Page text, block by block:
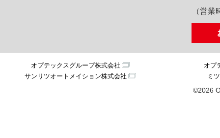
（営
オプテックスグループ株式会社
オプ
サンリツオートメイション株式会社
ミ
©2026